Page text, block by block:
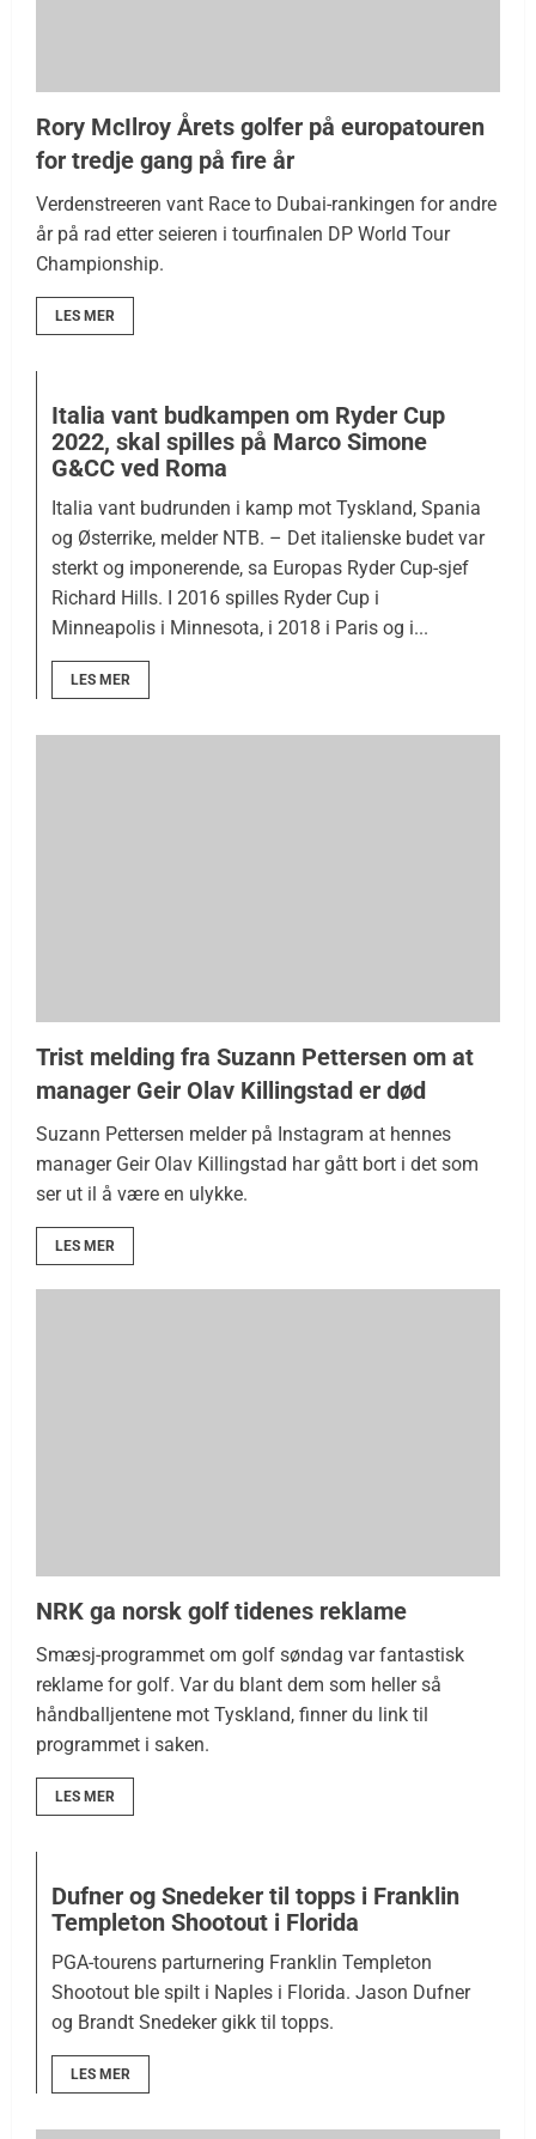
Rory McIlroy Årets golfer på europatouren
for tredje gang på fire år
Verdenstreeren vant Race to Dubai-rankingen for andre
år på rad etter seieren i tourfinalen DP World Tour
Championship.
LES MER
Italia vant budkampen om Ryder Cup
2022, skal spilles på Marco Simone
G&CC ved Roma
Italia vant budrunden i kamp mot Tyskland, Spania
og Østerrike, melder NTB. – Det italienske budet var
sterkt og imponerende, sa Europas Ryder Cup-sjef
Richard Hills. I 2016 spilles Ryder Cup i
Minneapolis i Minnesota, i 2018 i Paris og i...
LES MER
Trist melding fra Suzann Pettersen om at
manager Geir Olav Killingstad er død
Suzann Pettersen melder på Instagram at hennes
manager Geir Olav Killingstad har gått bort i det som
ser ut il å være en ulykke.
LES MER
NRK ga norsk golf tidenes reklame
Smæsj-programmet om golf søndag var fantastisk
reklame for golf. Var du blant dem som heller så
håndballjentene mot Tyskland, finner du link til
programmet i saken.
LES MER
Dufner og Snedeker til topps i Franklin
Templeton Shootout i Florida
PGA-tourens parturnering Franklin Templeton
Shootout ble spilt i Naples i Florida. Jason Dufner
og Brandt Snedeker gikk til topps.
LES MER